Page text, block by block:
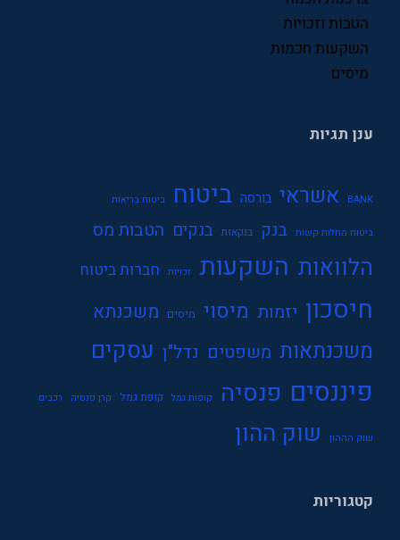
שכר
תעסוקה
הטבות וזכויות
השקעות חכמות
מיסים
ענן תגיות
BANK אשראי בורסה ביטוח ביטוח בריאות
ביטוח מחלות קשות בנק בנקאות בנקים הטבות מס
הלוואות השקעות זכויות חברות ביטוח
חיסכון יזמות מיסוי מיסים משכנתא
משכנתאות משפטים נדל"ן עסקים
פיננסים פנסיה קופות גמל קופת גמל קרן פנסיה רכבים
שוק הההון שוק ההון
קטגוריות